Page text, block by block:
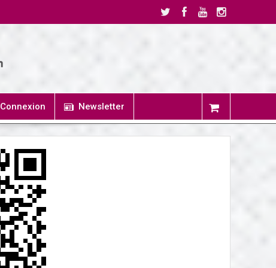
Connexion Newsletter